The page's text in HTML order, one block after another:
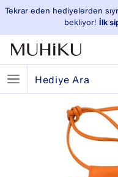
Tekrar eden hediyelerden
bekliyor! İlk